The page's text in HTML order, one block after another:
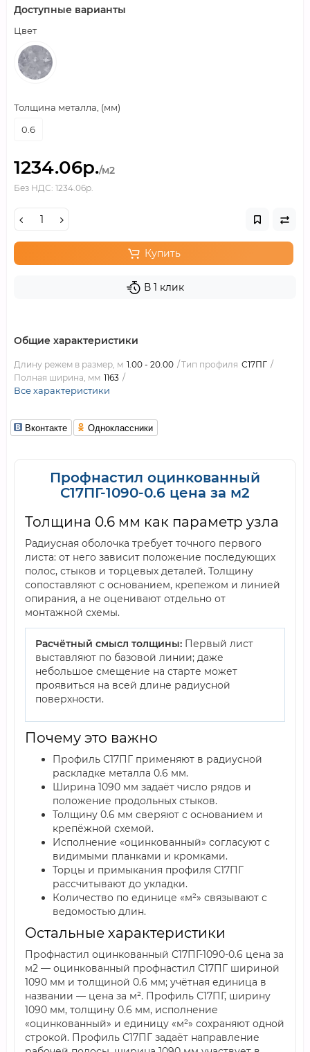
Доступные варианты
Цвет
Толщина металла, (мм)
0.6
1234.06р./м2
Без НДС: 1234.06р.
Купить
В 1 клик
Общие характеристики
Длину режем в размер, м 1.00 - 20.00 Тип профиля С17ПГ
Полная ширина, мм 1163
Все характеристики
Вконтакте Одноклассники
Профнастил оцинкованный
С17ПГ-1090-0.6 цена за м2
Толщина 0.6 мм как параметр узла
Радиусная оболочка требует точного первого
листа: от него зависит положение последующих
полос, стыков и торцевых деталей. Толщину
сопоставляют с основанием, крепежом и линией
опирания, а не оценивают отдельно от
монтажной схемы.
Расчётный смысл толщины: Первый лист
выставляют по базовой линии; даже
небольшое смещение на старте может
проявиться на всей длине радиусной
поверхности.
Почему это важно
Профиль С17ПГ применяют в радиусной
раскладке металла 0.6 мм.
Ширина 1090 мм задаёт число рядов и
положение продольных стыков.
Толщину 0.6 мм сверяют с основанием и
крепёжной схемой.
Исполнение «оцинкованный» согласуют с
видимыми планками и кромками.
Торцы и примыкания профиля С17ПГ
рассчитывают до укладки.
Количество по единице «м²» связывают с
ведомостью длин.
Остальные характеристики
Профнастил оцинкованный С17ПГ-1090-0.6 цена за
м2 — оцинкованный профнастил С17ПГ шириной
1090 мм и толщиной 0.6 мм; учётная единица в
названии — цена за м². Профиль С17ПГ, ширину
1090 мм, толщину 0.6 мм, исполнение
«оцинкованный» и единицу «м²» сохраняют одной
строкой. Профиль С17ПГ задаёт направление